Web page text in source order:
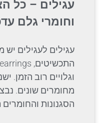
עגילים – כל
וחומרי גלם
עגילים לעגילים
וגלויים רוב הזמן.
מחומרים שונים.
הסגנונות והחומרים